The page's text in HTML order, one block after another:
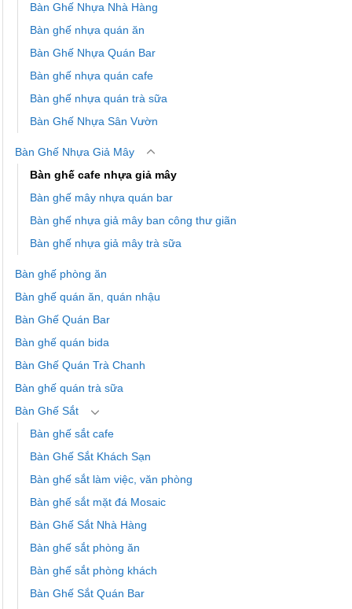
Bàn Ghế Nhựa Nhà Hàng
Bàn ghế nhựa quán ăn
Bàn Ghế Nhựa Quán Bar
Bàn ghế nhựa quán cafe
Bàn ghế nhựa quán trà sữa
Bàn Ghế Nhựa Sân Vườn
Bàn Ghế Nhựa Giả Mây
Bàn ghế cafe nhựa giả mây
Bàn ghế mây nhựa quán bar
Bàn ghế nhựa giả mây ban công thư giãn
Bàn ghế nhựa giả mây trà sữa
Bàn ghế phòng ăn
Bàn ghế quán ăn, quán nhậu
Bàn Ghế Quán Bar
Bàn ghế quán bida
Bàn Ghế Quán Trà Chanh
Bàn ghế quán trà sữa
Bàn Ghế Sắt
Bàn ghế sắt cafe
Bàn Ghế Sắt Khách Sạn
Bàn ghế sắt làm việc, văn phòng
Bàn ghế sắt mặt đá Mosaic
Bàn Ghế Sắt Nhà Hàng
Bàn ghế sắt phòng ăn
Bàn ghế sắt phòng khách
Bàn Ghế Sắt Quán Bar